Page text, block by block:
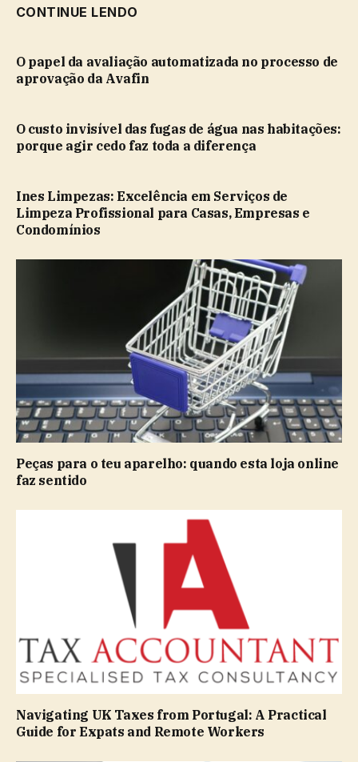
CONTINUE LENDO
O papel da avaliação automatizada no processo de
aprovação da Avafin
O custo invisível das fugas de água nas habitações:
porque agir cedo faz toda a diferença
Ines Limpezas: Excelência em Serviços de
Limpeza Profissional para Casas, Empresas e
Condomínios
Peças para o teu aparelho: quando esta loja online
faz sentido
Navigating UK Taxes from Portugal: A Practical
Guide for Expats and Remote Workers